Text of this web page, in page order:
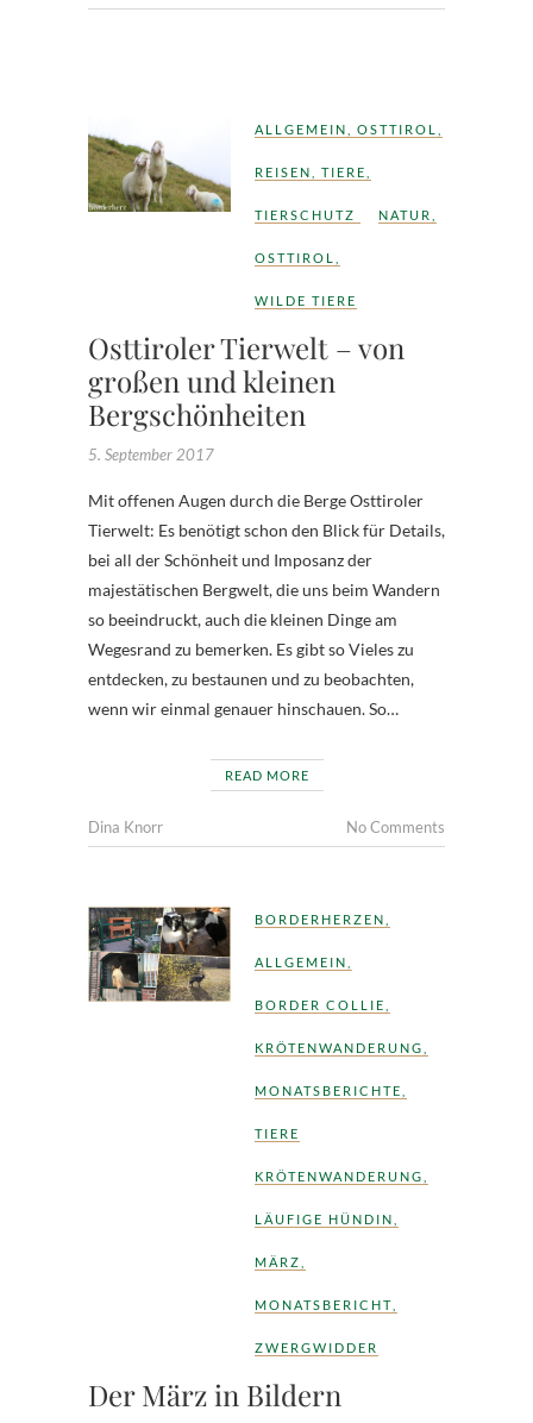
ALLGEMEIN OSTTIROL
REISEN TIERE
TIERSCHUTZ NATUR
OSTTIROL
WILDE TIERE
Osttiroler Tierwelt – von
großen und kleinen
Bergschönheiten
5. September 2017
Mit offenen Augen durch die Berge Osttiroler
Tierwelt: Es benötigt schon den Blick für Details,
bei all der Schönheit und Imposanz der
majestätischen Bergwelt, die uns beim Wandern
so beeindruckt, auch die kleinen Dinge am
Wegesrand zu bemerken. Es gibt so Vieles zu
entdecken, zu bestaunen und zu beobachten,
wenn wir einmal genauer hinschauen. So…
READ MORE
Dina Knorr No Comments
BORDERHERZEN
ALLGEMEIN
BORDER COLLIE
KRÖTENWANDERUNG
MONATSBERICHTE
TIERE
KRÖTENWANDERUNG
LÄUFIGE HÜNDIN
MÄRZ
MONATSBERICHT
ZWERGWIDDER
Der März in Bildern